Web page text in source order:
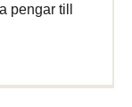
pengar till